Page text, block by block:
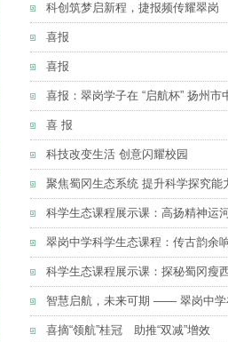
科创筑梦启新程，捷报频传耀翠岗
喜报
喜报
喜报：翠岗学子在 “启航杯” 扬州
喜 报
科技改变生活 创意闪耀校园
聚焦蜀冈生态系统 提升科学探究能
科学生态课程展示课：高扬精神运
翠岗中学科学生态课程：传古韵余
科学生态课程展示课：探秘蜀冈瘦
智慧启航，未来可期 —— 翠岗中学
喜摘“领航”桂冠 助推“双减”增效